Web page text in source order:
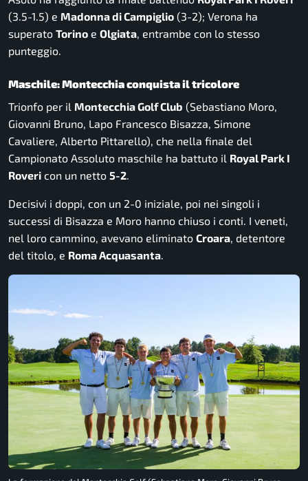
(3.5-1.5) e Madonna di Campiglio (3-2); Verona ha
superato Torino e Olgiata , entrambe con lo stesso
punteggio.
Maschile: Montecchia conquista il tricolore
Trionfo per il Montecchia Golf Club (Sebastiano Moro,
Giovanni Bruno, Lapo Francesco Bisazza, Simone
Cavaliere, Alberto Pittarello), che nella finale del
Campionato Assoluto maschile ha battuto il Royal Park I
Roveri con un netto 5-2.
Decisivi i doppi, con un 2-0 iniziale, poi nei singoli i
successi di Bisazza e Moro hanno chiuso i conti. I veneti,
nel loro cammino, avevano eliminato Croara, detentore
del titolo, e Roma Acquasanta.